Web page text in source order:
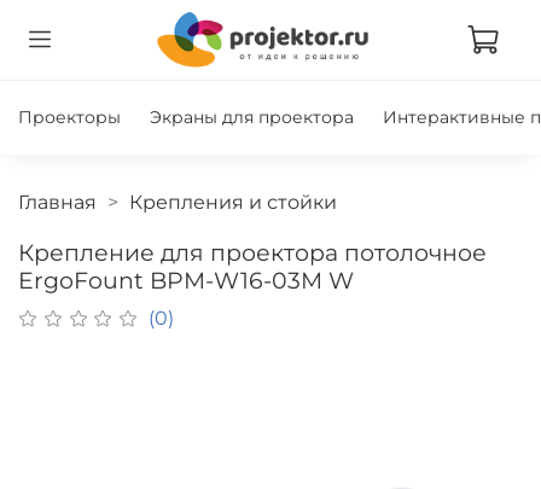
Проекторы Экраны для проектора Интерактивные
Главная Крепления и стойки
Крепление для проектора потолочное
ErgoFount BPM-W16-03M W
(0)